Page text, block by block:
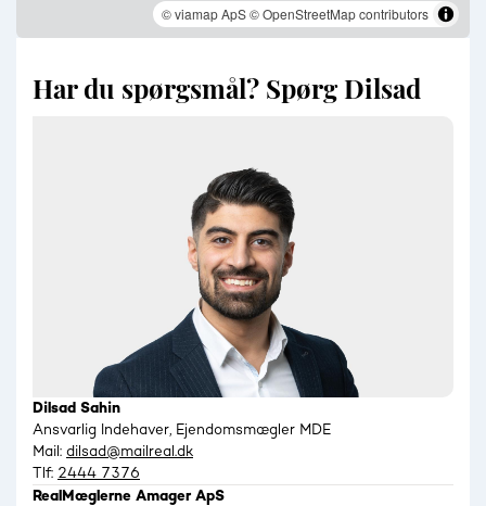
© viamap ApS© OpenStreetMap contributors
Har du spørgsmål? Spørg Dilsad
Dilsad Sahin
Ansvarlig Indehaver, Ejendomsmægler MDE
Mail: dilsad@mailreal.dk
Tlf: 2444 7376
RealMæglerne Amager ApS